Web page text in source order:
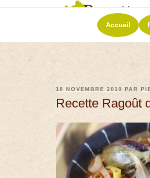
Accueil
18 NOVEMBRE 2010 PAR
Recette Ragoût